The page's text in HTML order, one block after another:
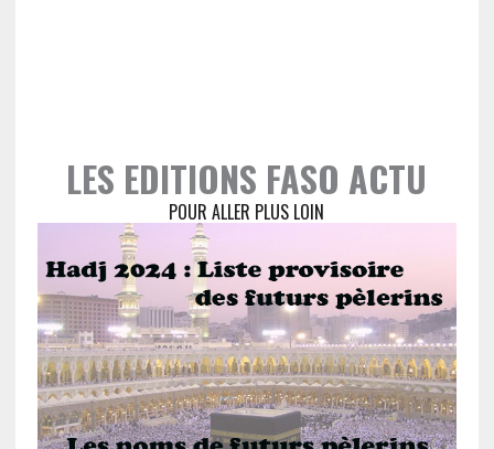
LES EDITIONS FASO ACTU
POUR ALLER PLUS LOIN